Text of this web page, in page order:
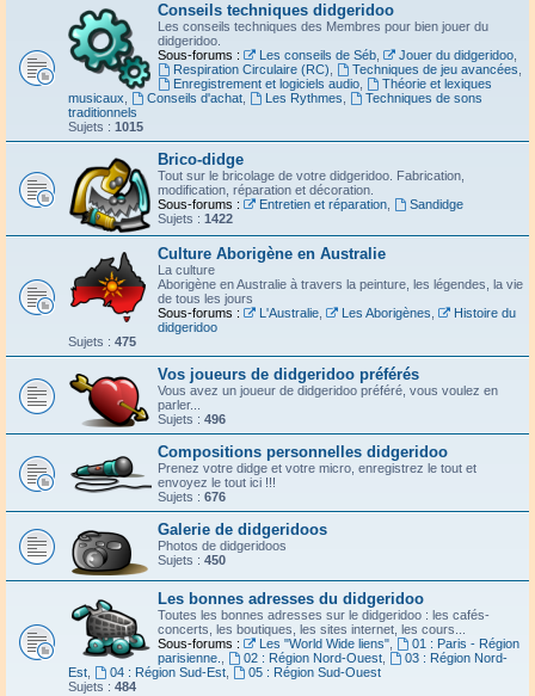
Conseils techniques didgeridoo
Les conseils techniques des Membres pour bien jouer du
didgeridoo.
Sous-forums :
Les conseils de Séb, Jouer du didgeridoo,
Respiration Circulaire (RC)
Techniques de jeu avancées
Enregistrement et logiciels audio,
Théorie et lexiques
musicaux
Conseils d'achat, Les Rythmes
Techniques de sons
traditionnels
Sujets : 1015
Brico-didge
Tout sur le bricolage de votre didgeridoo. Fabrication,
modification, réparation et décoration.
Sous-forums :
Entretien et réparation,
Sandidge
Sujets : 1422
Culture Aborigène en Australie
La culture
Aborigène en Australie à travers la peinture, les légendes, la vie
de tous les jours
Sous-forums :
L'Australie, Les Aborigènes
Histoire du
didgeridoo
Sujets : 475
Vos joueurs de didgeridoo préférés
Vous avez un joueur de didgeridoo préféré, vous voulez en
parler...
Sujets : 496
Compositions personnelles didgeridoo
Prenez votre didge et votre micro, enregistrez le tout et
envoyez le tout ici !!!
Sujets : 676
Galerie de didgeridoos
Photos de didgeridoos
Sujets : 450
Les bonnes adresses du didgeridoo
Toutes les bonnes adresses sur le didgeridoo : les cafés-
concerts, les boutiques, les sites internet, les cours...
Sous-forums :
Les "World Wide liens",
01 : Paris - Région
parisienne.
02 : Région Nord-Ouest,
03 : Région Nord-
Est
04 : Région Sud-Est,
05 : Région Sud-Ouest
Sujets : 484